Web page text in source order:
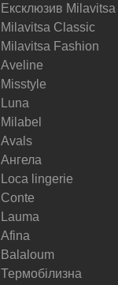
Ексклюзив Milavitsa
Milavitsa Classic
Milavitsa Fashion
Aveline
Misstyle
Luna
Milabel
Avals
Ангела
Loca lingerie
Conte
Lauma
Afina
Balaloum
Термобілизна